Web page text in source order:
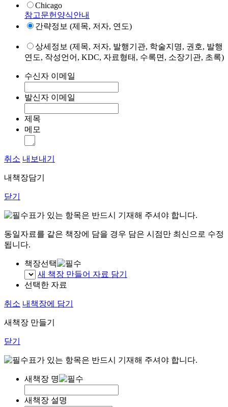
Chicago
참고문헌양식안내
간략정보 (제목, 저자, 연도)
상세정보 (제목, 저자, 발행기관, 학술지명, 권호, 발행
연도, 작성언어, KDC, 자료형태, 수록면, 소장기관, 초록)
수신자 이메일
발신자 이메일
제목
메모
취소 내보내기
내책장담기
닫기
표가 있는 항목은 반드시 기재해 주셔야 합니다.
동일자료를 같은 책장에 담을 경우 담은 시점만 최신으로 수정
됩니다.
책장선택
새 책장 만들어 자료 담기
선택한 자료
취소 내책장에 담기
새책장 만들기
닫기
표가 있는 항목은 반드시 기재해 주셔야 합니다.
새책장 명
새책장 설명